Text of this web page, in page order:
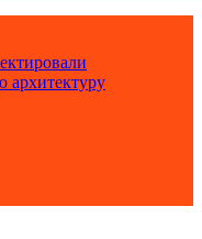
архитектуру